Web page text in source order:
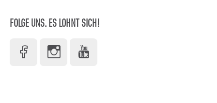
FOLGE UNS. ES LOHNT SICH!